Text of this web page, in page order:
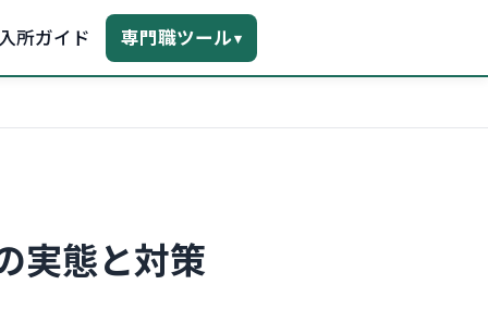
所ガイド 専門職ツール▾
実態と対策